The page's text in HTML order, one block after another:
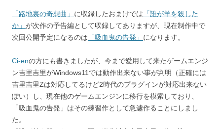
「路地裏の奇想曲」 に収録したおまけでは 「誰が羊を殺した
か」 が次作の予告編として収録してありますが、現在制作中で
次回公開予定になるのは 「吸血鬼の告発」 になります。
Ci-enの方にも書きましたが、今まで愛用して来たゲームエンジ
ン吉里吉里がWindows11では動作出来ない事が判明（正確には
吉里吉里Zは対応してるけど2時代のプラグインが対応出来ない
ぽい）し、現在他のゲームエンジンに移行を模索しており、
「吸血鬼の告発」はその練習作として急遽作ることにしまし
た。